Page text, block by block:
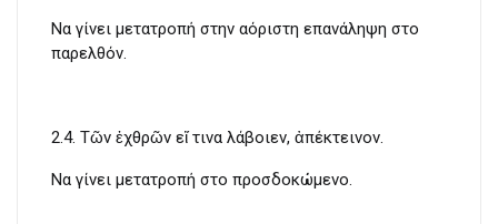
Να γίνει μετατροπή στην αόριστη επανάληψη στο
παρελθόν.
2.4. Τῶν ἐχθρῶν εἴ τινα λάβοιεν, ἀπέκτεινον.
Να γίνει μετατροπή στο προσδοκώμενο.